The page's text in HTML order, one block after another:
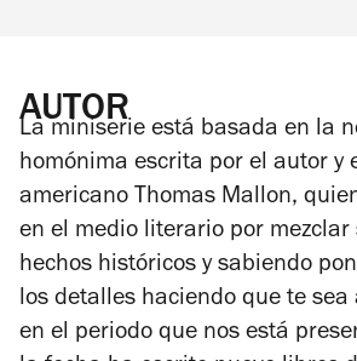
AUTOR
La miniserie está basada en la
homónima escrita por el autor y
americano Thomas Mallon,
en el medio literario por mezclar
hechos históricos y sabiendo
los detalles haciendo que te
en el periodo que nos está